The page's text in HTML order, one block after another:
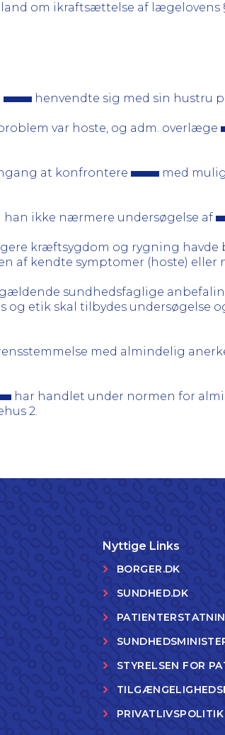
om ikraftsættelse af lægelovens
henvendte sig med sin hustru
var hoste, og adm. overlæge
at konfrontere
med
han ikke nærmere undersøgelse af
kræftsygdom og rygning havde
af kendte symptomer (hoste) eller
sundhedsfaglige
etik skal tilbydes undersøgelse
med almindelig
har handlet under normen for
2.
Nyttige Links
BORGER.DK
SUNDHED.DK
STYRELSEN FOR
PRIVATLIVSPOLITIK